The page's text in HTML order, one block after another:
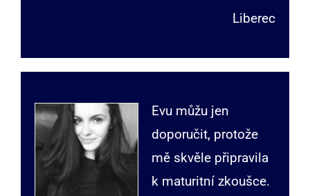
Liberec
Evu můžu jen
doporučit, protože
mě skvěle připravila
k maturitní zkoušce.